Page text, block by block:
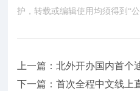
护，转载或编辑使用均须得到“
上一篇：北外开办国内首个
下一篇：首次全程中文线上